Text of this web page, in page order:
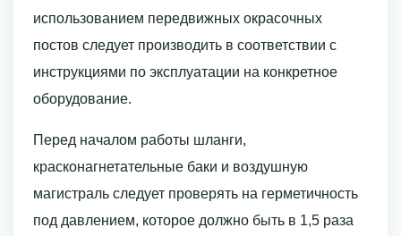
использованием передвижных окрасочных
постов следует производить в соответствии с
инструкциями по эксплуатации на конкретное
оборудование.
Перед началом работы шланги,
красконагнетательные баки и воздушную
магистраль следует проверять на герметичность
под давлением, которое должно быть в 1,5 раза